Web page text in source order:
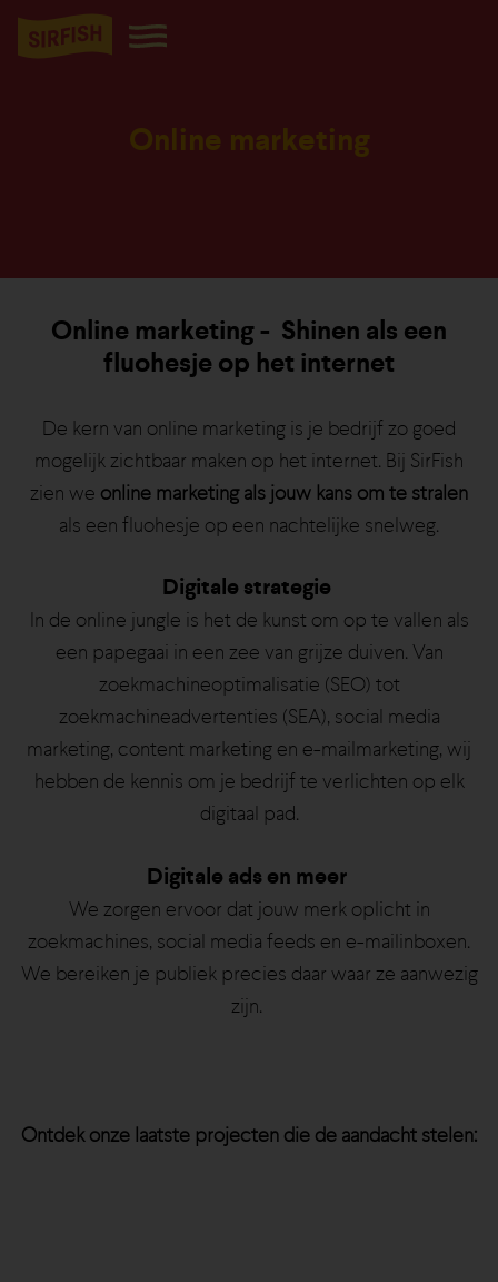
Online marketing
Online marketing - Shinen als een
fluohesje op het internet
De kern van online marketing is je bedrijf zo goed
mogelijk zichtbaar maken op het internet. Bij SirFish
zien we online marketing als jouw kans om te stralen
als een fluohesje op een nachtelijke snelweg.
Digitale strategie
In de online jungle is het de kunst om op te vallen als
een papegaai in een zee van grijze duiven. Van
zoekmachineoptimalisatie (SEO) tot
zoekmachineadvertenties (SEA), social media
marketing, content marketing en e-mailmarketing, wij
hebben de kennis om je bedrijf te verlichten op elk
digitaal pad.
Digitale ads en meer
We zorgen ervoor dat jouw merk oplicht in
zoekmachines, social media feeds en e-mailinboxen.
We bereiken je publiek precies daar waar ze aanwezig
zijn.
Ontdek onze laatste projecten die de aandacht stelen: